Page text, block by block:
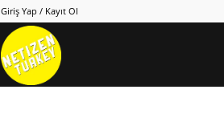
Giriş Yap / Kayıt Ol
Netizen